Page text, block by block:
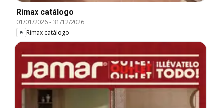
Rimax catálogo
01/01/2026-31/12/2026
Rimax catálogo